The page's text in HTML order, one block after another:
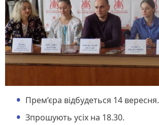
Прем’єра відбудеться 14 вересня.
Зпрошують усіх на 18.30.